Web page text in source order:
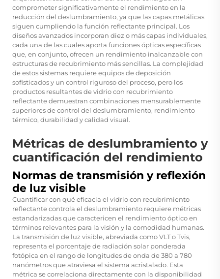
comprometer significativamente el rendimiento en la
reducción del deslumbramiento, ya que las capas metálicas
siguen cumpliendo la función reflectante principal. Los
diseños avanzados incorporan diez o más capas individuales,
cada una de las cuales aporta funciones ópticas específicas
que, en conjunto, ofrecen un rendimiento inalcanzable con
estructuras de recubrimiento más sencillas. La complejidad
de estos sistemas requiere equipos de deposición
sofisticados y un control riguroso del proceso, pero los
productos resultantes de vidrio con recubrimiento
reflectante demuestran combinaciones mensurablemente
superiores de control del deslumbramiento, rendimiento
térmico, durabilidad y calidad visual.
Métricas de deslumbramiento y
cuantificación del rendimiento
Normas de transmisión y reflexión
de luz visible
Cuantificar con qué eficacia el vidrio con recubrimiento
reflectante controla el deslumbramiento requiere métricas
estandarizadas que caractericen el rendimiento óptico en
términos relevantes para la visión y la comodidad humanas.
La transmisión de luz visible, abreviada como VLT o Tvis,
representa el porcentaje de radiación solar ponderada
fotópica en el rango de longitudes de onda de 380 a 780
nanómetros que atraviesa el sistema acristalado. Esta
métrica se correlaciona directamente con la disponibilidad